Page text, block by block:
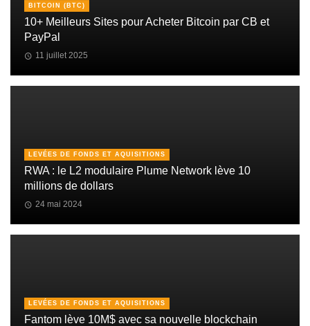
BITCOIN (BTC)
10+ Meilleurs Sites pour Acheter Bitcoin par CB et
PayPal
11 juillet 2025
LEVÉES DE FONDS ET AQUISITIONS
RWA : le L2 modulaire Plume Network lève 10
millions de dollars
24 mai 2024
LEVÉES DE FONDS ET AQUISITIONS
Fantom lève 10M$ avec sa nouvelle blockchain